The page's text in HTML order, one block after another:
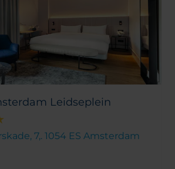
Leidseplein
7,. 1054 ES Amsterdam